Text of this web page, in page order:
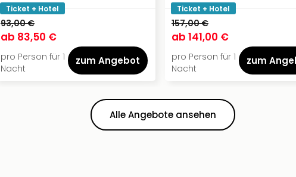
Ticket + Hotel
93,00 €
ab 83,50 €
pro Person für 1
Nacht
zum Angebot
Ticket + Hotel
157,00 €
ab 141,00 €
pro Person für 1
Nacht
zum
Alle Angebote ansehen